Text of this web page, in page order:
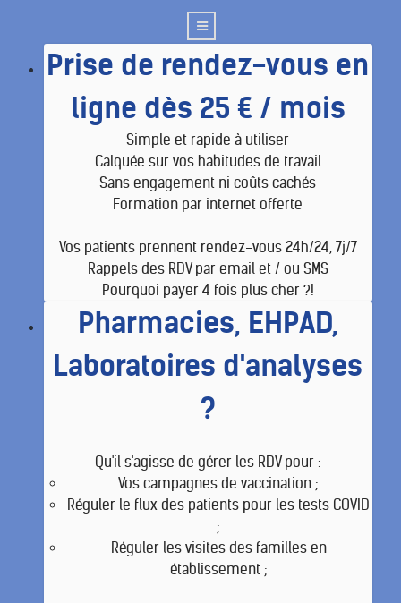
Prise de rendez-vous en
ligne dès 25 € / mois
Simple et rapide à utiliser
Calquée sur vos habitudes de travail
Sans engagement ni coûts cachés
Formation par internet offerte
Vos patients prennent rendez-vous 24h/24, 7j/7
Rappels des RDV par email et / ou SMS
Pourquoi payer 4 fois plus cher ?!
Pharmacies, EHPAD,
Laboratoires d'analyses
?
Qu'il s'agisse de gérer les RDV pour :
Vos campagnes de vaccination ;
Réguler le flux des patients pour les tests COVID
;
Réguler les visites des familles en
établissement ;